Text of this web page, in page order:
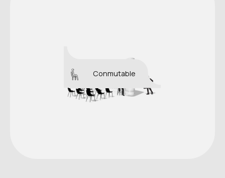
Conmutable